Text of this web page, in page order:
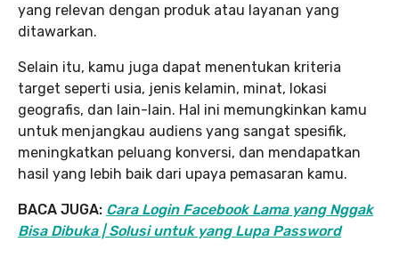
yang relevan dengan produk atau layanan yang
ditawarkan.
Selain itu, kamu juga dapat menentukan kriteria
target seperti usia, jenis kelamin, minat, lokasi
geografis, dan lain-lain. Hal ini memungkinkan kamu
untuk menjangkau audiens yang sangat spesifik,
meningkatkan peluang konversi, dan mendapatkan
hasil yang lebih baik dari upaya pemasaran kamu.
BACA JUGA: Cara Login Facebook Lama yang Nggak
Bisa Dibuka | Solusi untuk yang Lupa Password